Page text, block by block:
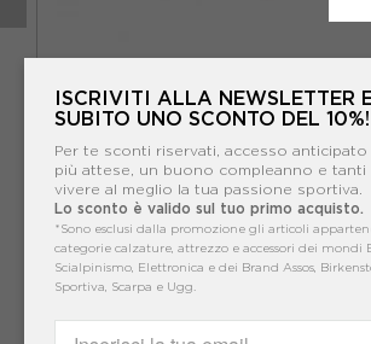
SCARPA
SCARPA RIBELLE RUN GORE-TEX
-15% 169,96€
199,95€
ISCRIVITI ALLA NEWSLETTER
SUBITO UNO SCONTO DEL 10%!
Per te sconti riservati, accesso
più attese, un buono compleanno e tanti
vivere al meglio la tua passione sportiva.
Lo sconto è valido sul tuo primo acquisto.
*Sono esclusi dalla promozione gli articoli
categorie calzature, attrezzo e accessori dei mondi
Scialpinismo, Elettronica e dei Brand Assos,
Sportiva, Scarpa e Ugg.